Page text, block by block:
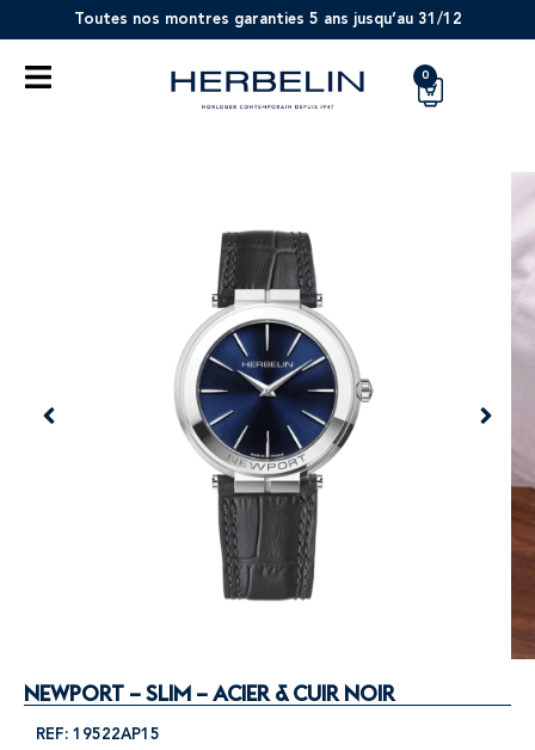
Toutes nos montres garanties 5 ans jusqu’au 31/12
0
NEWPORT – SLIM – ACIER & CUIR NOIR
REF: 19522AP15